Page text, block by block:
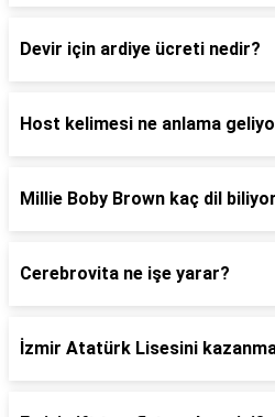
Devir için ardiye ücreti nedir?
Host kelimesi ne anlama
Millie Boby Brown kaç dil
Cerebrovita ne işe yarar?
İzmir Atatürk Lisesini